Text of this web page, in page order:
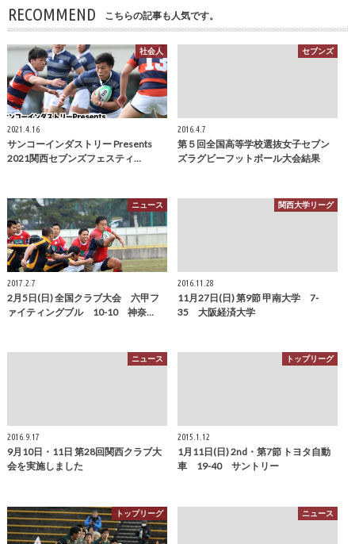
RECOMMEND こちらの記事も人気です。
社会人
2021.4.16
サンコーインダストリー Presents
2021関西セブンズフェスティ…
セブンズ
2016.4.7
第５回全国高等学校選抜女子セブン
ズラグビーフットボール大会結果
ニュース
2017.2.7
2月5日(日) 全国クラブ大会 六甲フ
ァイティングブル 10-10 神奈…
関西大学リーグ
2016.11.28
11月27日(日) 第9節 甲南大学 7-
35 大阪経済大学
ニュース
2016.9.17
9月10日・11日 第28回関西クラブ大
会を実施しました
トップリーグ
2015.1.12
1月11日(日) 2nd・第7節 トヨタ自動
車 19-40 サントリー
トップリーグ ニュース